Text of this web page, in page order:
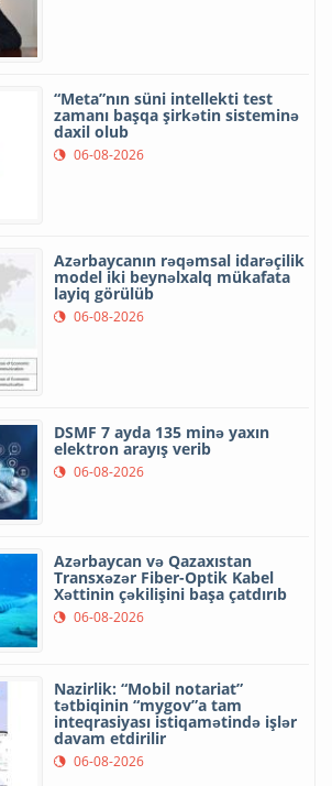
“Meta”nın süni intellekti test
zamanı başqa şirkətin sisteminə
daxil olub
06-08-2026
Azərbaycanın rəqəmsal idarəçilik
model iki beynəlxalq mükafata
layiq görülüb
06-08-2026
DSMF 7 ayda 135 minə yaxın
elektron arayış verib
06-08-2026
Azərbaycan və Qazaxıstan
Transxəzər Fiber-Optik Kabel
Xəttinin çəkilişini başa çatdırıb
06-08-2026
Nazirlik: “Mobil notariat”
tətbiqinin “mygov”a tam
inteqrasiyası istiqamətində işlər
davam etdirilir
06-08-2026